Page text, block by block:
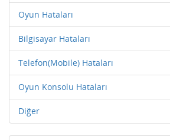
Oyun Hataları
Bilgisayar Hataları
Telefon(Mobile) Hataları
Oyun Konsolu Hataları
Diğer